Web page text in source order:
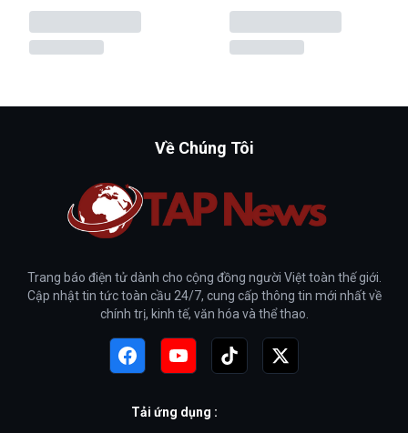
Về Chúng Tôi
Trang báo điện tử dành cho cộng đồng người Việt toàn thế giới.
Cập nhật tin tức toàn cầu 24/7, cung cấp thông tin mới nhất về
chính trị, kinh tế, văn hóa và thể thao.
Tải ứng dụng :